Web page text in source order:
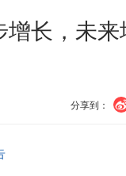
长，未来
分享到：